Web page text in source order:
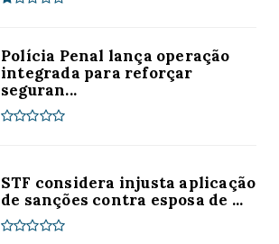
Polícia Penal lança operação
integrada para reforçar
seguran...
STF considera injusta aplicação
de sanções contra esposa de ...